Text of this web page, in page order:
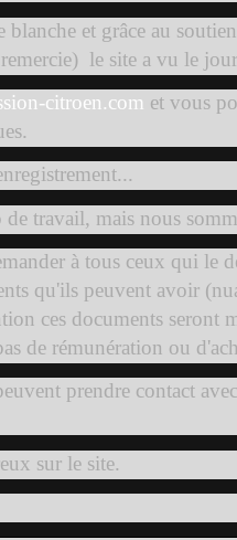
blanche et grâce au
le site a vu le
citroen.com et vous
travail, mais nous
à tous ceux qui le
qu'ils peuvent avoir
ces documents seront
de rémunération ou
prendre contact avec
sur le site.